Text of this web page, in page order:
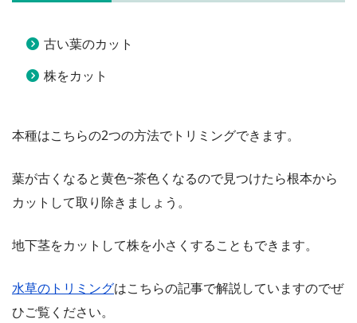
古い葉のカット
株をカット
本種はこちらの2つの方法でトリミングできます。
葉が古くなると黄色~茶色くなるので見つけたら根本から
カットして取り除きましょう。
地下茎をカットして株を小さくすることもできます。
水草のトリミングはこちらの記事で解説していますのでぜ
ひご覧ください。